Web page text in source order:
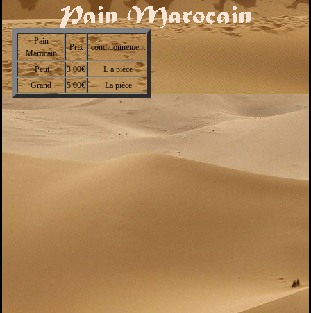
Pain
Marocain
Prix conditionnement
Petit 3.00€
L a pièce
Grand
5.00€ La pièce